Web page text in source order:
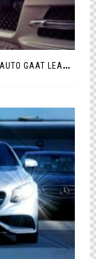
L
ET GOED OP DEZE ZAKEN ALS JE EEN AUTO GAAT LEASEN